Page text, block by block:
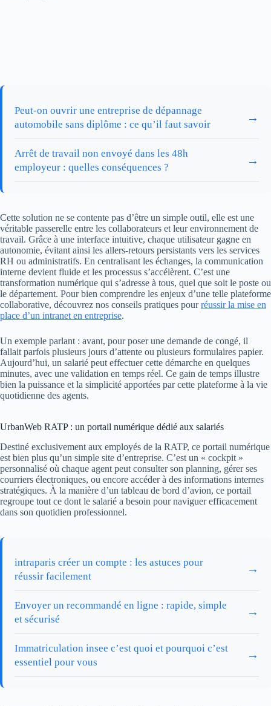
Peut-on ouvrir une entreprise de dépannage
automobile sans diplôme : ce qu’il faut savoir
→
Arrêt de travail non envoyé dans les 48h
employeur : quelles conséquences ?
→
Cette solution ne se contente pas d’être un simple outil, elle est une
véritable passerelle entre les collaborateurs et leur environnement de
travail. Grâce à une interface intuitive, chaque utilisateur gagne en
autonomie, évitant ainsi les allers-retours persistants vers les services
RH ou administratifs. En centralisant les échanges, la communication
interne devient fluide et les processus s’accélèrent. C’est une
transformation numérique qui s’adresse à tous, quel que soit le poste ou
le département. Pour bien comprendre les enjeux d’une telle plateforme
collaborative, découvrez nos conseils pratiques pourréussir la mise en
place d’un intranet en entreprise.
Un exemple parlant : avant, pour poser une demande de congé, il
fallait parfois plusieurs jours d’attente ou plusieurs formulaires papier.
Aujourd’hui, un salarié peut effectuer cette démarche en quelques
minutes, avec une validation en temps réel. Ce gain de temps illustre
bien la puissance et la simplicité apportées par cette plateforme à la vie
quotidienne des agents.
UrbanWeb RATP : un portail numérique dédié aux salariés
Destiné exclusivement aux employés de la RATP, ce portail numérique
est bien plus qu’un simple site d’entreprise. C’est un « cockpit »
personnalisé où chaque agent peut consulter son planning, gérer ses
courriers électroniques, ou encore accéder à des informations internes
stratégiques. À la manière d’un tableau de bord d’avion, ce portail
regroupe tout ce dont le salarié a besoin pour naviguer efficacement
dans son quotidien professionnel.
intraparis créer un compte : les astuces pour
réussir facilement
→
Envoyer un recommandé en ligne : rapide, simple
et sécurisé
→
Immatriculation insee c’est quoi et pourquoi c’est
essentiel pour vous
→